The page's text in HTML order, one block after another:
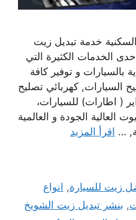
خدمة تبديل زيت
الخدمات الكثيرة التي
بالسيارات و توفير كافة
السيارات, كهربائي تصليح
( اطارات) للسيارات،
العالية الجودة و العالمية
… اقرأ المزيد
زيت للسيارة, انواع
, بنشر تبديل زيت الشويخ